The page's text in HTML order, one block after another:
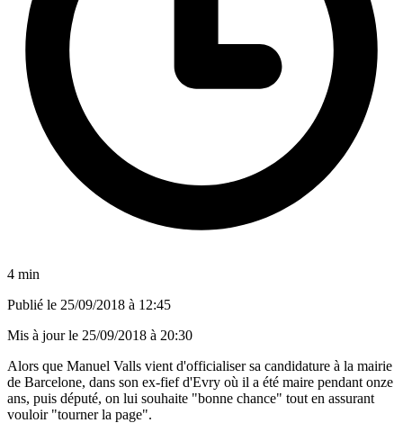
4 min
Publié le 25/09/2018 à 12:45
Mis à jour le 25/09/2018 à 20:30
Alors que Manuel Valls vient d'officialiser sa candidature à la mairie
de Barcelone, dans son ex-fief d'Evry où il a été maire pendant onze
ans, puis député, on lui souhaite "bonne chance" tout en assurant
vouloir "tourner la page".